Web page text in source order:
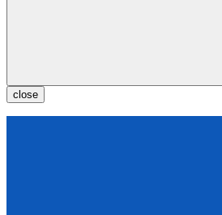
close